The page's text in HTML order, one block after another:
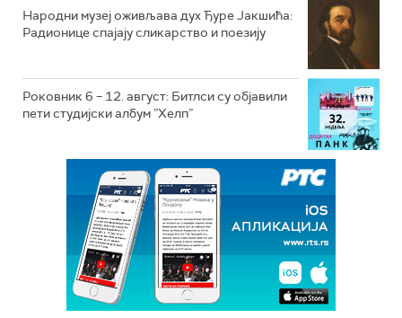
Народни музеј оживљава дух Ђуре Јакшића:
Радионице спајају сликарство и поезију
Роковник 6 – 12. август: Битлси су објавили
пети студијски албум ”Хелп”